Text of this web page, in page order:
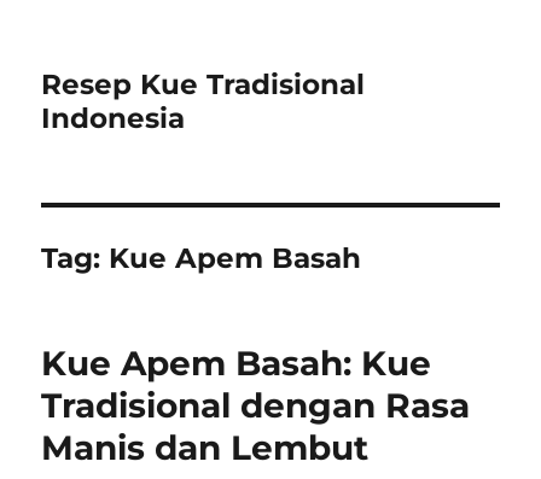
Resep Kue Tradisional
Indonesia
Tag: Kue Apem Basah
Kue Apem Basah: Kue
Tradisional dengan Rasa
Manis dan Lembut